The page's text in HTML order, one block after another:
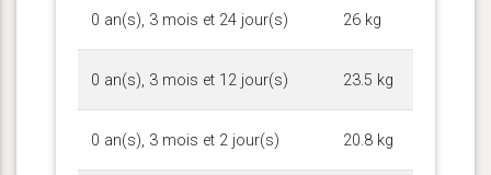
0 an(s), 3 mois et 24 jour(s) 26 kg
0 an(s), 3 mois et 12 jour(s) 23.5 kg
0 an(s), 3 mois et 2 jour(s) 20.8 kg